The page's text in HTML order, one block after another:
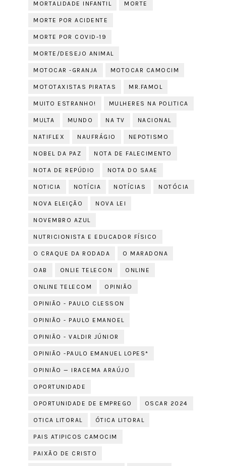
MORTALIDADE INFANTIL MORTE
MORTE POR ACIDENTE
MORTE POR COVID-19
MORTE/DESEJO ANIMAL
MOTOCAR -GRANJA MOTOCAR CAMOCIM
MOTOTAXISTAS PIRATAS MR.FAMOL
MUITO ESTRANHO! MULHERES NA POLITICA
MULTA MUNDO NA TV NACIONAL
NATIFLEX NAUFRÁGIO NEPOTISMO
NOBEL DA PAZ NOTA DE FALECIMENTO
NOTA DE REPÚDIO NOTA DO SAAE
NOTICIA NOTÍCIA NOTÍCIAS NOTÓCIA
NOVA ELEIÇÃO NOVA LEI
NOVEMBRO AZUL
NUTRICIONISTA E EDUCADOR FÍSICO
O CRAQUE DA RODADA O MARADONA
OAB ONLIE TELECON ONLINE
ONLINE TELECOM OPINIÃO
OPINIÃO - PAULO CLESSON
OPINIÃO - PAULO EMANOEL
OPINIÃO - VALDIR JÚNIOR
OPINIÃO -PAULO EMANUEL LOPES*
OPINIÃO — IRACEMA ARAÚJO
OPORTUNIDADE
OPORTUNIDADE DE EMPREGO OSCAR 2024
OTICA LITORAL ÓTICA LITORAL
PAIS ATIPICOS CAMOCIM
PAIXÃO DE CRISTO